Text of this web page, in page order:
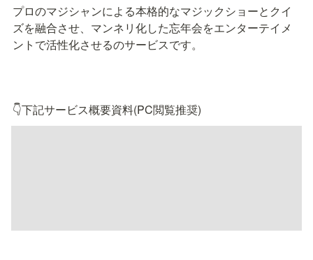
プロのマジシャンによる本格的なマジックショーとクイ
ズを融合させ、マンネリ化した忘年会をエンターテイメ
ントで活性化させるのサービスです。
👇下記サービス概要資料(PC閲覧推奨)